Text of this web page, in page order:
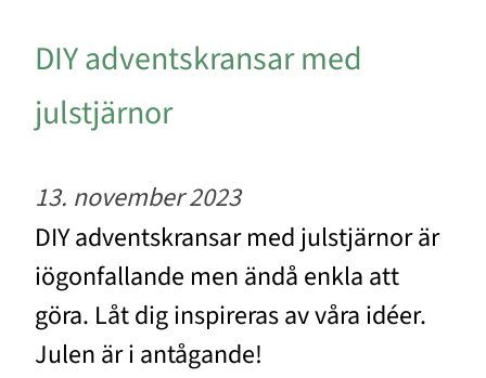
DIY adventskransar med
julstjärnor
13. november 2023
DIY adventskransar med julstjärnor är
iögonfallande men ändå enkla att
göra. Låt dig inspireras av våra idéer.
Julen är i antågande!